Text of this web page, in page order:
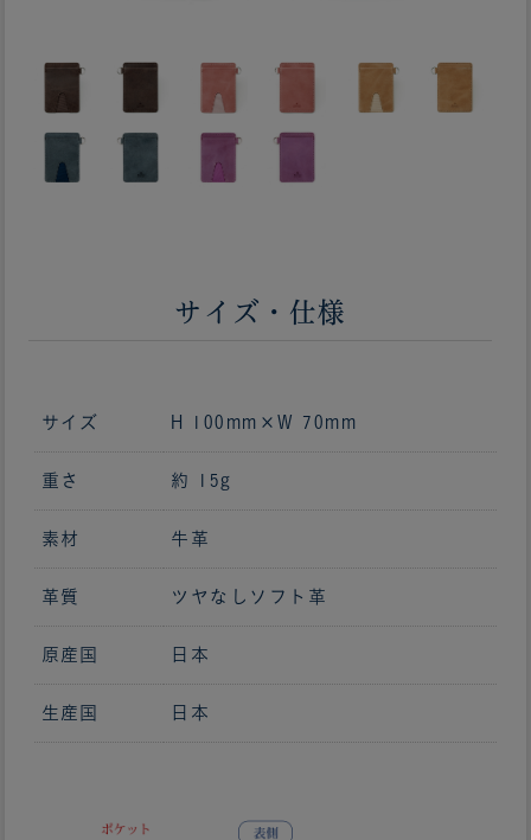
サイズ・仕様
サイズ H 100mm×W 70mm
重さ 約 15g
素材 牛革
革質 ツヤなしソフト革
原産国 日本
生産国 日本